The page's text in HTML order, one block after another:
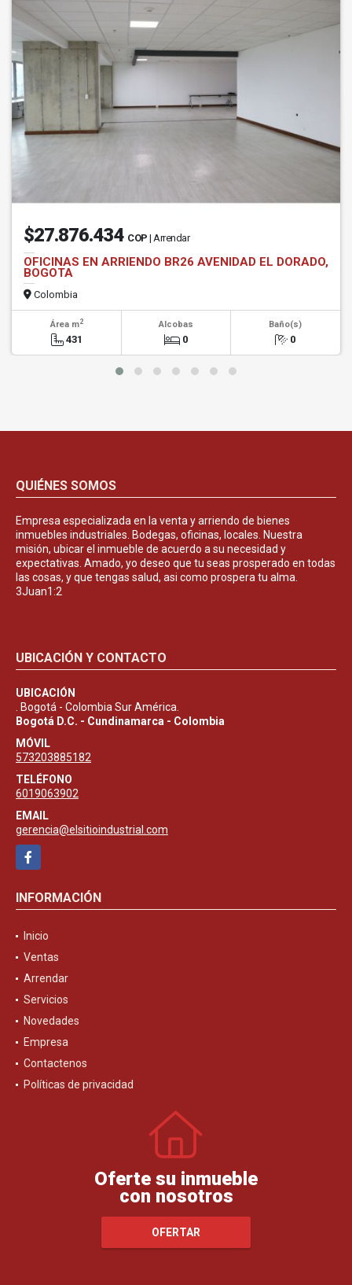
$27.876.434 COP | Arrendar
OFICINAS EN ARRIENDO BR26 AVENIDAD EL DORADO,
BOGOTA
Colombia
Área m2
431
Alcobas
0
Baño(s)
0
QUIÉNES SOMOS
Empresa especializada en la venta y arriendo de bienes
inmuebles industriales. Bodegas, oficinas, locales. Nuestra
misión, ubicar el inmueble de acuerdo a su necesidad y
expectativas. Amado, yo deseo que tu seas prosperado en todas
las cosas, y que tengas salud, asi como prospera tu alma.
3Juan1:2
UBICACIÓN Y CONTACTO
UBICACIÓN
. Bogotá - Colombia Sur América.
Bogotá D.C. - Cundinamarca - Colombia
MÓVIL
573203885182
TELÉFONO
6019063902
EMAIL
gerencia@elsitioindustrial.com
Facebook
INFORMACIÓN
Inicio
Ventas
Arrendar
Servicios
Novedades
Empresa
Contactenos
Políticas de privacidad
Oferte su inmueble
con nosotros
OFERTAR